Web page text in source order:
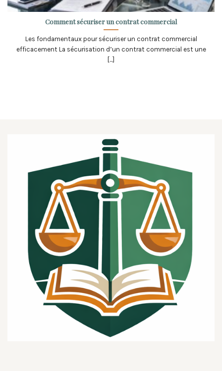
Comment sécuriser un contrat commercial
Les fondamentaux pour sécuriser un contrat commercial
efficacement La sécurisation d’un contrat commercial est une
[...]